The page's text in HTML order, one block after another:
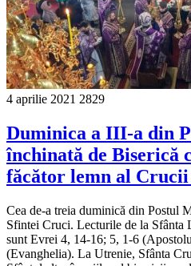
4 aprilie 2021 2829
Duminica a III-a din
închinată de Biserică
făcător lemn al
Cea de-a treia duminică din Postul
Sfintei Cruci. Lecturile de la Sfânta
sunt Evrei 4, 14-16; 5, 1-6
(Evanghelia). La Utrenie, Sfânta